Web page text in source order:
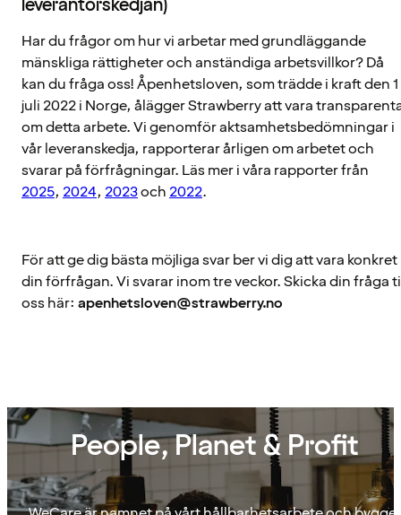
leverantörskedjan)
Har du frågor om hur vi arbetar med grundläggande
mänskliga rättigheter och anständiga arbetsvillkor? Då
kan du fråga oss! Åpenhetsloven, som trädde i kraft den 1
juli 2022 i Norge, ålägger Strawberry att vara
om detta arbete. Vi genomför aktsamhetsbedömningar i
vår leveranskedja, rapporterar årligen om arbetet och
svarar på förfrågningar. Läs mer i våra rapporter från
2025, 2024, 2023och 2022.
För att ge dig bästa möjliga svar ber vi dig att vara konkret
din förfrågan. Vi svarar inom tre veckor. Skicka din fråga
oss här: apenhetsloven@strawberry.no
People, Planet & Profit